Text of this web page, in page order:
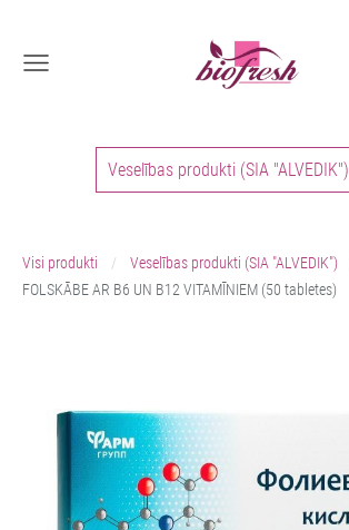
Veselības produkti (SIA "ALVEDIK")
Visi produkti
Veselības produkti (SIA "ALVEDIK")
FOLSKĀBE AR B6 UN B12 VITAMĪNIEM (50 tabletes)